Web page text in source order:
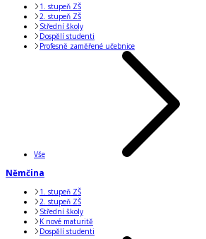
1. stupeň ZŠ
2. stupeň ZŠ
Střední školy
Dospělí studenti
Profesně zaměřené učebnice
Vše
Němčina
1. stupeň ZŠ
2. stupeň ZŠ
Střední školy
K nové maturitě
Dospělí studenti